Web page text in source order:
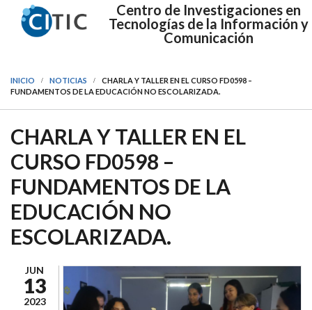
Centro de Investigaciones en
Tecnologías de la Información y
Comunicación
INICIO NOTICIAS
CHARLA Y TALLER EN EL CURSO FD0598 –
FUNDAMENTOS DE LA EDUCACIÓN NO ESCOLARIZADA.
CHARLA Y TALLER EN EL
CURSO FD0598 –
FUNDAMENTOS DE LA
EDUCACIÓN NO
ESCOLARIZADA.
JUN
13
2023